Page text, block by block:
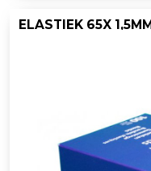
ELASTIEK 65X